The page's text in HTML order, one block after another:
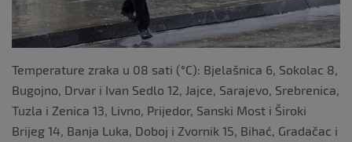
Temperature zraka u 08 sati (°C): Bjelašnica 6, Sokolac 8,
Bugojno, Drvar i Ivan Sedlo 12, Jajce, Sarajevo, Srebrenica,
Tuzla i Zenica 13, Livno, Prijedor, Sanski Most i Široki
Brijeg 14, Banja Luka, Doboj i Zvornik 15, Bihać, Gradačac i